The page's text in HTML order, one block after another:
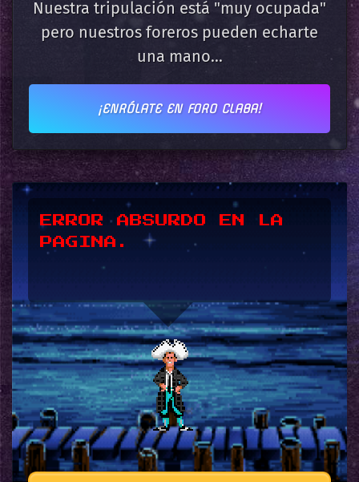
Nuestra tripulación está "muy ocupada"
pero nuestros foreros pueden echarte
una mano...
¡ENRÓLATE EN FORO CLABA!
*UPSSS*